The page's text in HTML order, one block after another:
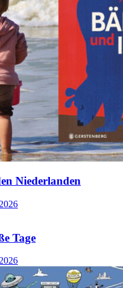
Niederlanden
Tage